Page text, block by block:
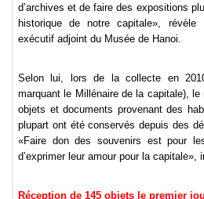
d’archives et de faire des expositions
historique de notre capitale», révèle
exécutif adjoint du Musée de Hanoi.
Selon lui, lors de la collecte en
marquant le Millénaire de la capitale),
objets et documents provenant des
plupart ont été conservés depuis des
«Faire don des souvenirs est pour
d’exprimer leur amour pour la capitale»,
Réception de 145 objets le premier